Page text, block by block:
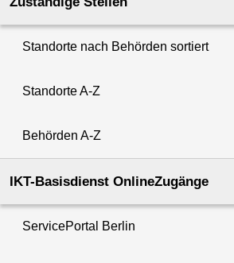
Standorte nach Behörden sortiert
Standorte A-Z
Behörden A-Z
IKT-Basisdienst OnlineZugänge
ServicePortal Berlin